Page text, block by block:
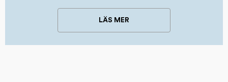
LÄS MER